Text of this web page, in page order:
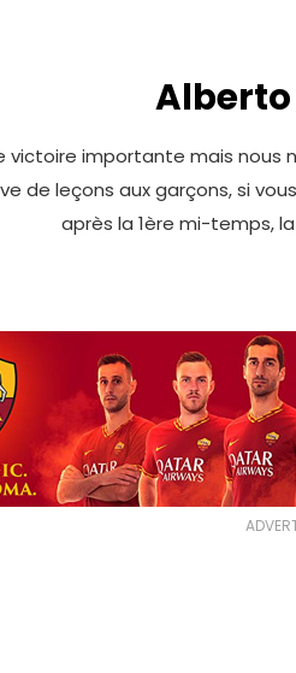
Alberto
victoire importante mais
de leçons aux garçons, si
après la 1ère mi-temps,